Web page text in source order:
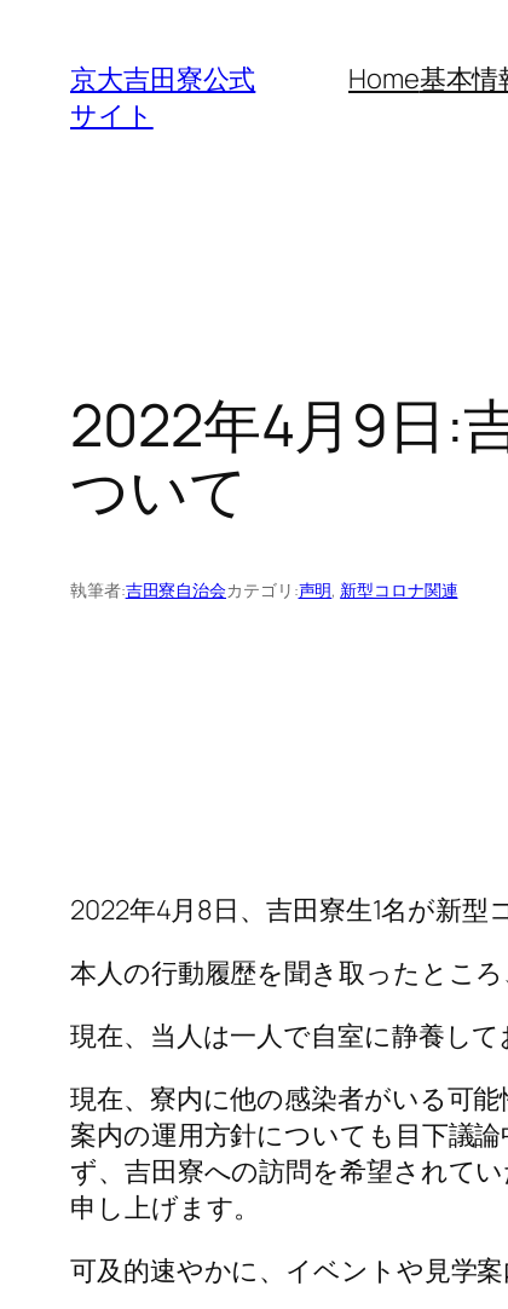
京大吉田寮公式
サイト
Home基本情
2022年4月9日:
ついて
執筆者:吉田寮自治会カテゴリ:声明, 新型コロナ関連
2022年4月8日、吉田寮生1名が新
本人の行動履歴を聞き取ったとこ
現在、当人は一人で自室に静養し
現在、寮内に他の感染者がいる可
案内の運用方針についても目下議
ず、吉田寮への訪問を希望されて
申し上げます。
可及的速やかに、イベントや見学